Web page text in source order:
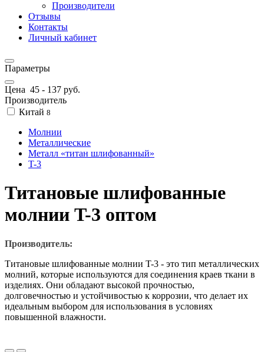
Производители
Отзывы
Контакты
Личный кабинет
Параметры
Цена 45 - 137 руб.
Производитель
Китай 8
Молнии
Металлические
Металл «титан шлифованный»
T-3
Титановые шлифованные
молнии T-3 оптом
Производитель:
Титановые шлифованные молнии T-3 - это тип металлических
молний, которые используются для соединения краев ткани в
изделиях. Они обладают высокой прочностью,
долговечностью и устойчивостью к коррозии, что делает их
идеальным выбором для использования в условиях
повышенной влажности.